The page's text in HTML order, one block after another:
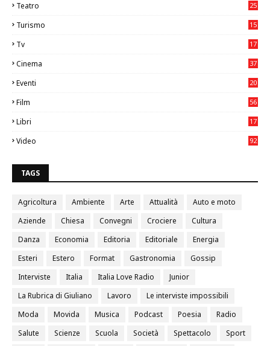
Teatro
25
Turismo
15
Tv
17
Cinema
37
Eventi
20
Film
56
Libri
17
Video
92
TAGS
Agricoltura Ambiente Arte Attualità
Auto e moto
Aziende
Chiesa Convegni Crociere
Cultura
Danza
Economia Editoria Editoriale
Energia
Esteri
Estero Format Gastronomia
Gossip
Interviste
Italia Italia Love Radio
Junior
La Rubrica di Giuliano
Lavoro
Le interviste impossibili
Moda
Movida Musica Podcast Poesia
Radio
Salute
Scienze Scuola Società Spettacolo
Sport